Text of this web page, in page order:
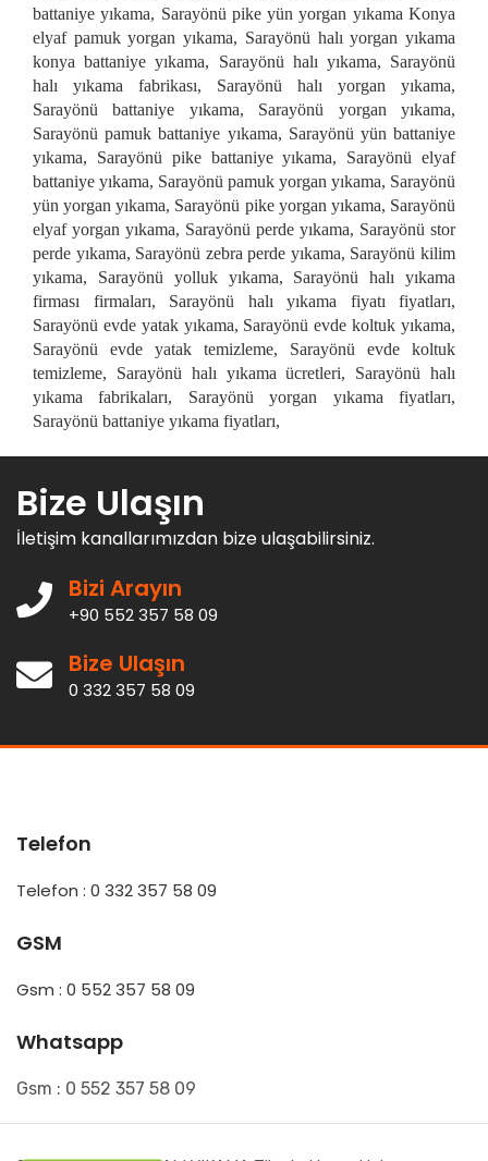
battaniye yıkama, Sarayönü pike yün yorgan yıkama Konya
elyaf pamuk yorgan yıkama, Sarayönü halı yorgan yıkama
konya battaniye yıkama, Sarayönü halı yıkama, Sarayönü
halı yıkama fabrikası, Sarayönü halı yorgan yıkama,
Sarayönü battaniye yıkama, Sarayönü yorgan yıkama,
Sarayönü pamuk battaniye yıkama, Sarayönü yün battaniye
yıkama, Sarayönü pike battaniye yıkama, Sarayönü elyaf
battaniye yıkama, Sarayönü pamuk yorgan yıkama, Sarayönü
yün yorgan yıkama, Sarayönü pike yorgan yıkama, Sarayönü
elyaf yorgan yıkama, Sarayönü perde yıkama, Sarayönü stor
perde yıkama, Sarayönü zebra perde yıkama, Sarayönü kilim
yıkama, Sarayönü yolluk yıkama, Sarayönü halı yıkama
firması firmaları, Sarayönü halı yıkama fiyatı fiyatları,
Sarayönü evde yatak yıkama, Sarayönü evde koltuk yıkama,
Sarayönü evde yatak temizleme, Sarayönü evde koltuk
temizleme, Sarayönü halı yıkama ücretleri, Sarayönü halı
yıkama fabrikaları, Sarayönü yorgan yıkama fiyatları,
Sarayönü battaniye yıkama fiyatları,
Bize Ulaşın
İletişim kanallarımızdan bize ulaşabilirsiniz.
Bizi Arayın
+90 552 357 58 09
Bize Ulaşın
0 332 357 58 09
Telefon
Telefon : 0 332 357 58 09
GSM
Gsm : 0 552 357 58 09
Whatsapp
Gsm : 0 552 357 58 09